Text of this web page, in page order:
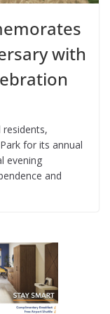
with
for its annual
evening
and